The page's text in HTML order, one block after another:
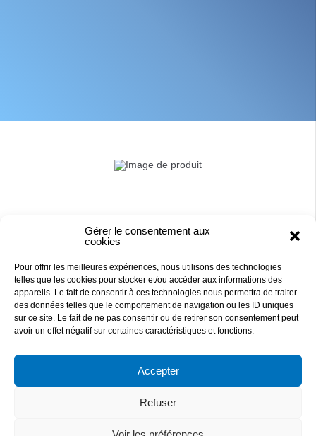
Gérer le consentement aux
cookies
Pour offrir les meilleures expériences, nous utilisons des technologies
telles que les cookies pour stocker et/ou accéder aux informations des
appareils. Le fait de consentir à ces technologies nous permettra de traiter
des données telles que le comportement de navigation ou les ID uniques
sur ce site. Le fait de ne pas consentir ou de retirer son consentement peut
avoir un effet négatif sur certaines caractéristiques et fonctions.
Accepter
Refuser
DAQUA
829 876 705 R.C.S NANTES